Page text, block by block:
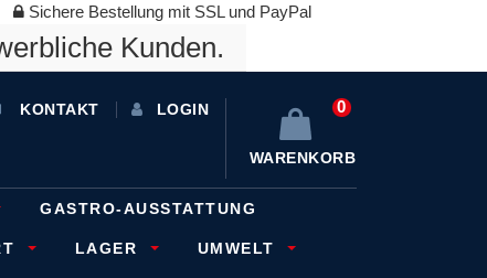
Sichere Bestellung mit SSL und PayPal
Kunden.
KONTAKT LOGIN 0
WARENKORB
GASTRO-AUSSTATTUNG
LAGER UMWELT